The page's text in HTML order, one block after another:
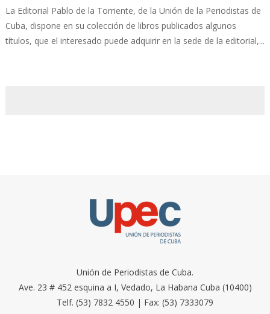
La Editorial Pablo de la Torriente, de la Unión de la Periodistas de
Cuba, dispone en su colección de libros publicados algunos
títulos, que el interesado puede adquirir en la sede de la editorial,...
Unión de Periodistas de Cuba.
Ave. 23 # 452 esquina a I, Vedado, La Habana Cuba (10400)
Telf. (53) 7832 4550 | Fax: (53) 7333079